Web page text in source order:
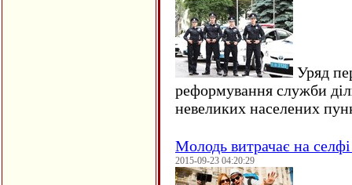
Уряд
реформування служби
невеликих населених
Молодь витрачає на
2015-09-23 04:20:29